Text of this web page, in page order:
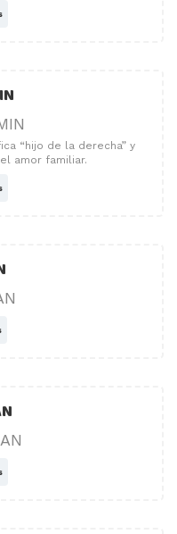
“hijo de la derecha” y
amor familiar.